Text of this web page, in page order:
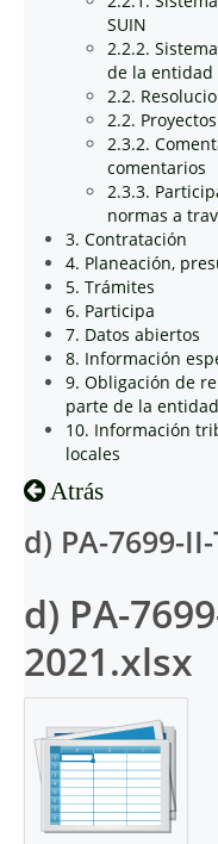
SUIN
2.2.2.
de la entidad
2.2.
2.2.
2.3.2.
comentarios
2.3.3.
normas a
3. Contratación
4. Planeación,
5. Trámites
6. Participa
7. Datos abiertos
8. Información
9. Obligación de
parte de la entidad
10. Información
locales
Atrás
d) PA-7699-
d) PA-
2021.xlsx